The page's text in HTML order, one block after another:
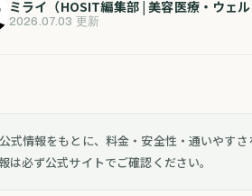
ミライ（HOSIT編集部 | 美容医療・ウェル
2026.07.03 更新
式情報をもとに、料金・安全性・通いやす
は必ず公式サイトでご確認ください。